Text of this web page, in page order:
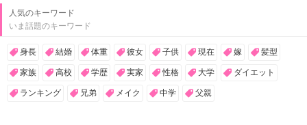
人気のキーワード
いま話題のキーワード
身長 結婚 体重 彼女 子供 現在 嫁 髪型
家族 高校 学歴 実家 性格 大学 ダイエット
ランキング 兄弟 メイク 中学 父親